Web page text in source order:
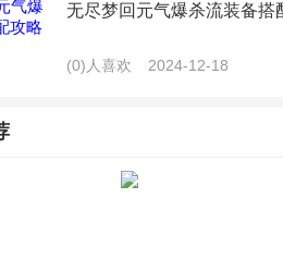
无尽梦回元气爆杀流装备搭
(0)人喜欢 2024-12-18